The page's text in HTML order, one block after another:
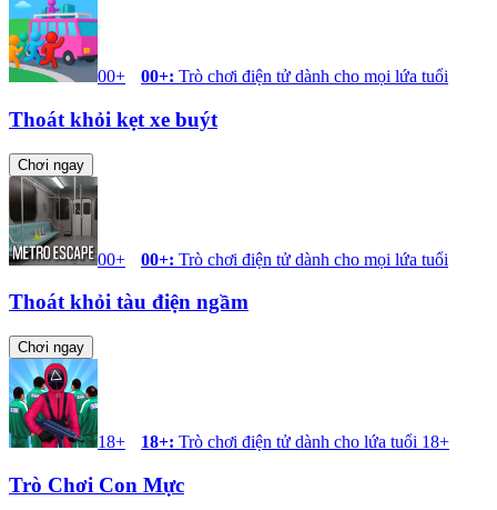
00+ 00+: Trò chơi điện tử dành cho mọi lứa tuổi
Thoát khỏi kẹt xe buýt
Chơi ngay
00+ 00+: Trò chơi điện tử dành cho mọi lứa tuổi
Thoát khỏi tàu điện ngầm
Chơi ngay
18+ 18+: Trò chơi điện tử dành cho lứa tuổi 18+
Trò Chơi Con Mực